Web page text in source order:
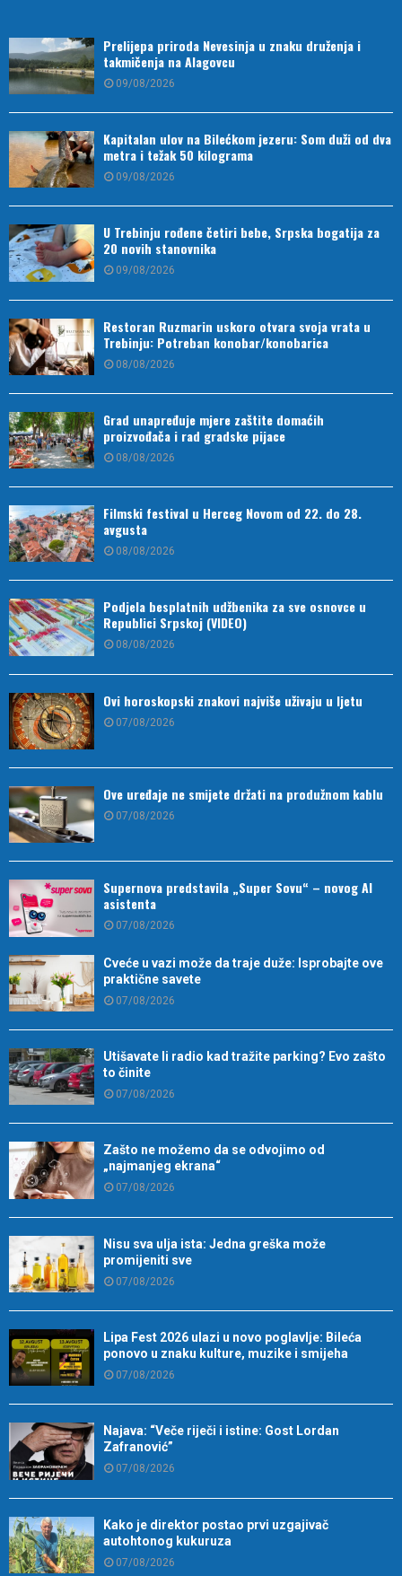
Prelijepa priroda Nevesinja u znaku druženja i
takmičenja na Alagovcu
09/08/2026
Kapitalan ulov na Bilećkom jezeru: Som duži od dva
metra i težak 50 kilograma
09/08/2026
U Trebinju rođene četiri bebe, Srpska bogatija za
20 novih stanovnika
09/08/2026
Restoran Ruzmarin uskoro otvara svoja vrata u
Trebinju: Potreban konobar/konobarica
08/08/2026
Grad unapređuje mjere zaštite domaćih
proizvođača i rad gradske pijace
08/08/2026
Filmski festival u Herceg Novom od 22. do 28.
avgusta
08/08/2026
Podjela besplatnih udžbenika za sve osnovce u
Republici Srpskoj (VIDEO)
08/08/2026
Ovi horoskopski znakovi najviše uživaju u ljetu
07/08/2026
Ove uređaje ne smijete držati na produžnom kablu
07/08/2026
Supernova predstavila „Super Sovu“ – novog AI
asistenta
07/08/2026
Cveće u vazi može da traje duže: Isprobajte ove
praktične savete
07/08/2026
Utišavate li radio kad tražite parking? Evo zašto
to činite
07/08/2026
Zašto ne možemo da se odvojimo od
„najmanjeg ekrana“
07/08/2026
Nisu sva ulja ista: Jedna greška može
promijeniti sve
07/08/2026
Lipa Fest 2026 ulazi u novo poglavlje: Bileća
ponovo u znaku kulture, muzike i smijeha
07/08/2026
Najava: “Veče riječi i istine: Gost Lordan
Zafranović”
07/08/2026
Kako je direktor postao prvi uzgajivač
autohtonog kukuruza
07/08/2026